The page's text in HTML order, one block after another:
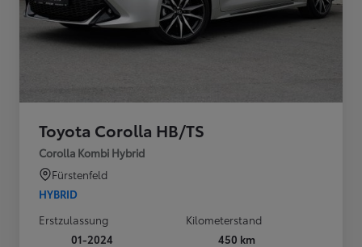
Toyota Corolla HB/TS
Corolla Kombi Hybrid
Fürstenfeld
HYBRID
Erstzulassung
01-2024
Kilometerstand
450 km